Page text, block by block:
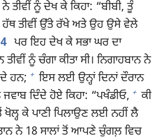
ਤੀਵੀਂ ਨੂੰ ਦੇਖ ਕੇ ਕਿਹਾ: “ਬੀਬੀ, ਤੂੰ
ਤੀਵੀਂ ਉੱਤੇ ਰੱਖੇ ਅਤੇ ਉਹ ਉਸੇ ਵੇਲੇ
ਪਰ ਇਹ ਦੇਖ ਕੇ ਸਭਾ ਘਰ ਦਾ
ਨੂੰ ਚੰਗਾ ਕੀਤਾ ਸੀ। ਨਿਗਾਹਬਾਨ ਨੇ
ਹਨ; + ਇਸ ਲਈ ਉਨ੍ਹਾਂ ਦਿਨਾਂ ਦੌਰਾਨ
ਦਿੰਦੇ ਹੋਏ ਕਿਹਾ: “ਪਖੰਡੀਓ, + ਕੀ
ਕੇ ਪਾਣੀ ਪਿਲਾਉਣ ਲਈ ਨਹੀਂ ਲੈ
ਨੇ 18 ਸਾਲਾਂ ਤੋਂ ਆਪਣੇ ਚੁੰਗਲ਼ ਵਿਚ